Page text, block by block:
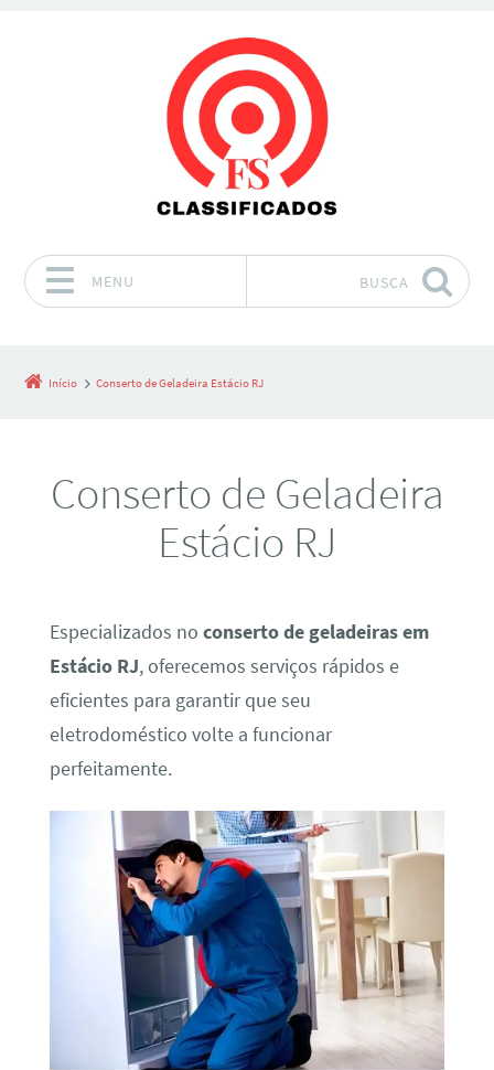
MENU BUSCA
Início Conserto de Geladeira Estácio RJ
Conserto de Geladeira
Estácio RJ
Especializados no conserto de geladeiras em
Estácio RJ, oferecemos serviços rápidos e
eficientes para garantir que seu
eletrodoméstico volte a funcionar
perfeitamente.